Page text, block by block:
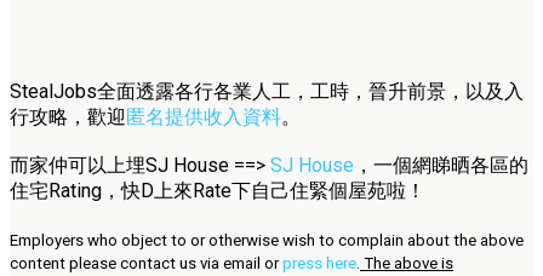
StealJobs全面透露各行各業人工，工時，晉升前景，以及入
行攻略，歡迎匿名提供收入資料。
而家仲可以上埋SJ House ==> SJ House ，一個網睇晒各區的
住宅Rating，快D上來Rate下自己住緊個屋苑啦！
Employers who object to or otherwise wish to complain about the above
content please contact us via email orpress here. The above is